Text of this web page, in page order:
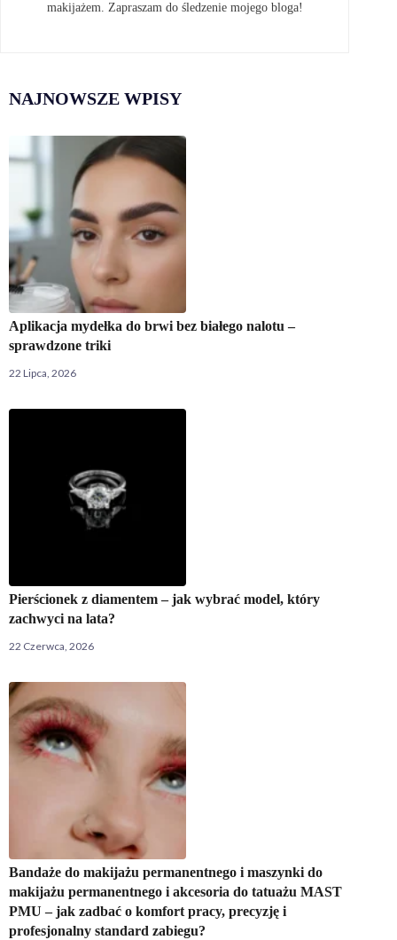
makijażem. Zapraszam do śledzenie mojego bloga!
NAJNOWSZE WPISY
Aplikacja mydełka do brwi bez białego nalotu –
sprawdzone triki
22 Lipca, 2026
Pierścionek z diamentem – jak wybrać model, który
zachwyci na lata?
22 Czerwca, 2026
Bandaże do makijażu permanentnego i maszynki do
makijażu permanentnego i akcesoria do tatuażu MAST
PMU – jak zadbać o komfort pracy, precyzję i
profesjonalny standard zabiegu?